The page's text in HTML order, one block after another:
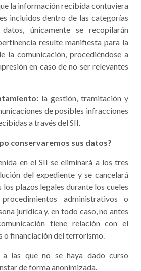
la información recibida contuviera
incluidos dentro de las categorías
únicamente se recopilarán
resulte manifiesta para la
la comunicación, procediéndose a
en caso de no ser relevantes
la gestión, tramitación y
de posibles infracciones
a través del SII.
conservaremos sus datos?
en el SII se eliminará a los tres
del expediente y se cancelará
plazos legales durante los cueles
administrativos o
jurídica y, en todo caso, no antes
tiene relación con el
o financiación del terrorismo.
a las que no se haya dado curso
de forma anonimizada.